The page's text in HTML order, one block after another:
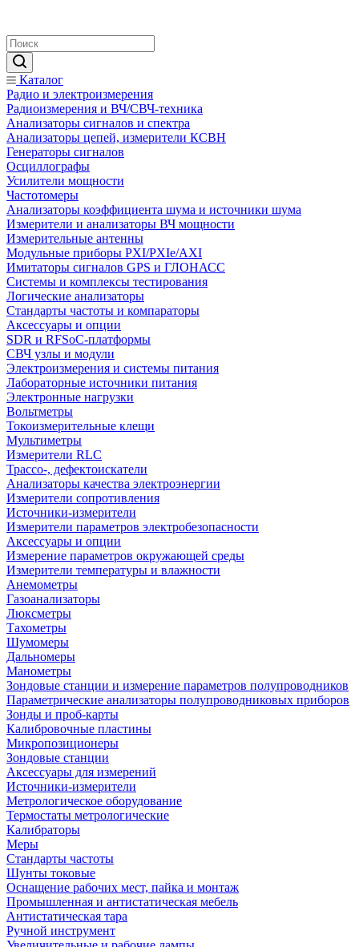
Каталог
Радио и электроизмерения
Радиоизмерения и ВЧ/СВЧ-техника
Анализаторы сигналов и спектра
Анализаторы цепей, измерители КСВН
Генераторы сигналов
Осциллографы
Усилители мощности
Частотомеры
Анализаторы коэффициента шума и источники шума
Измерители и анализаторы ВЧ мощности
Измерительные антенны
Модульные приборы PXI/PXIe/AXI
Имитаторы сигналов GPS и ГЛОНАСС
Системы и комплексы тестирования
Логические анализаторы
Стандарты частоты и компараторы
Аксессуары и опции
SDR и RFSoC‑платформы
СВЧ узлы и модули
Электроизмерения и системы питания
Лабораторные источники питания
Электронные нагрузки
Вольтметры
Токоизмерительные клещи
Мультиметры
Измерители RLC
Трассо-, дефектоискатели
Анализаторы качества электроэнергии
Измерители сопротивления
Источники-измерители
Измерители параметров электробезопасности
Аксессуары и опции
Измерение параметров окружающей среды
Измерители температуры и влажности
Анемометры
Газоанализаторы
Люксметры
Тахометры
Шумомеры
Дальномеры
Манометры
Зондовые станции и измерение параметров полупроводников
Параметрические анализаторы полупроводниковых приборов
Зонды и проб-карты
Калибровочные пластины
Микропозиционеры
Зондовые станции
Аксессуары для измерений
Источники-измерители
Метрологическое оборудование
Термостаты метрологические
Калибраторы
Меры
Стандарты частоты
Шунты токовые
Оснащение рабочих мест, пайка и монтаж
Промышленная и антистатическая мебель
Антистатическая тара
Ручной инструмент